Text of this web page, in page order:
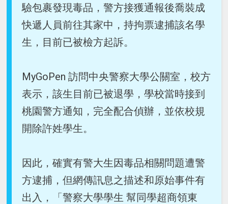
驗包裹發現毒品，警方接獲通報後喬裝成
快遞人員前往其家中，持拘票逮捕該名學
生，目前已被檢方起訴。
MyGoPen 訪問中央警察大學公關室，校方
表示，該生目前已被退學，學校當時接到
桃園警方通知，完全配合偵辦，並依校規
開除許姓學生。
因此，確實有警大生因毒品相關問題遭警
方逮捕，但網傳訊息之描述和原始事件有
出入，「警察大學學生 幫同學超商領東